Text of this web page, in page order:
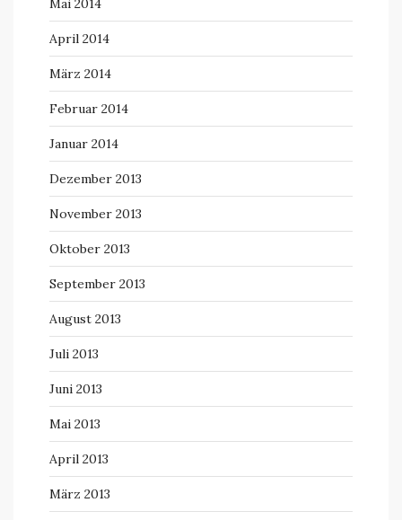
Mai 2014
April 2014
März 2014
Februar 2014
Januar 2014
Dezember 2013
November 2013
Oktober 2013
September 2013
August 2013
Juli 2013
Juni 2013
Mai 2013
April 2013
März 2013